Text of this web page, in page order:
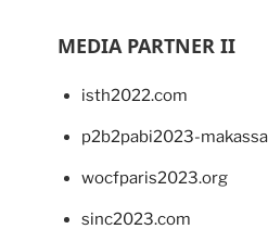
MEDIA PARTNER II
isth2022.com
p2b2pabi2023-
wocfparis2023.org
sinc2023.com